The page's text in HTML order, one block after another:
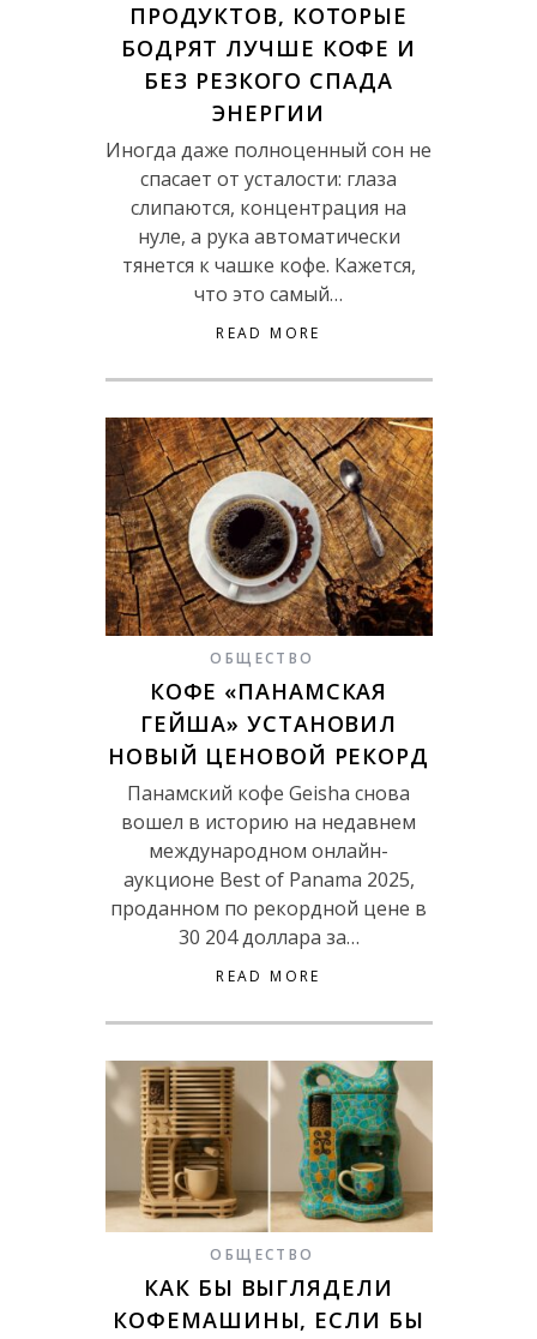
ПРОДУКТОВ, КОТОРЫЕ
БОДРЯТ ЛУЧШЕ КОФЕ И
БЕЗ РЕЗКОГО СПАДА
ЭНЕРГИИ
Иногда даже полноценный сон не
спасает от усталости: глаза
слипаются, концентрация на
нуле, а рука автоматически
тянется к чашке кофе. Кажется,
что это самый…
READ MORE
ОБЩЕСТВО
КОФЕ «ПАНАМСКАЯ
ГЕЙША» УСТАНОВИЛ
НОВЫЙ ЦЕНОВОЙ РЕКОРД
Панамский кофе Geisha снова
вошел в историю на недавнем
международном онлайн-
аукционе Best of Panama 2025,
проданном по рекордной цене в
30 204 доллара за…
READ MORE
ОБЩЕСТВО
КАК БЫ ВЫГЛЯДЕЛИ
КОФЕМАШИНЫ, ЕСЛИ БЫ